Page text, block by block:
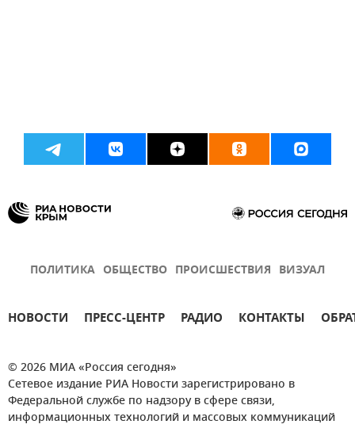
ПОЛИТИКА ОБЩЕСТВО ПРОИСШЕСТВИЯ ВИЗУАЛ
НОВОСТИ ПРЕСС-ЦЕНТР РАДИО КОНТАКТЫ
© 2026 МИА «Россия сегодня»
Сетевое издание РИА Новости зарегистрировано в
Федеральной службе по надзору в сфере связи,
информационных технологий и массовых коммуникаций